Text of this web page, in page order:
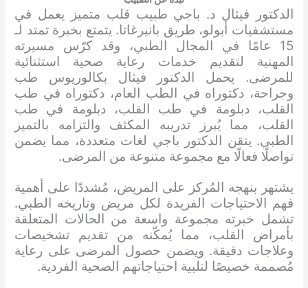
الدكتور فيثال د. باجي طبيب قلب متميز يعمل في
مستشفيات أبولو، طريق بانيرغاتا. يتمتع بخبرة تمتد لـ
15 عامًا في المجال الطبي، وقد كرّس مسيرته
المهنية لتقديم خدمات رعاية صحية استثنائية
للمرضى. يحمل الدكتور فيثال بكالوريوس طب
وجراحة، دكتوراه في الطب العام، دكتوراه في طب
القلب، دبلومة في طب القلب، دبلومة في طب
القلب، مما يُبرز تدريبه المكثف والتزامه بالتميز
الطبي. يتقن الدكتور باجي لغات متعددة، مما يضمن
تواصلًا فعالًا مع مجموعة متنوعة من المرضى.
يشتهر بنهجه المُركز على المريض، مُشددًا على أهمية
فهم الاحتياجات الفريدة لكل مريض وتاريخه الطبي.
تشمل خبرته مجموعة واسعة من الحالات المتعلقة
بأمراض القلب، مما يُمكّنه من تقديم تشخيصات
وعلاجات دقيقة. ويضمن حصول المرضى على رعاية
مُصممة خصيصًا لتلبية احتياجاتهم الصحية الفردية.